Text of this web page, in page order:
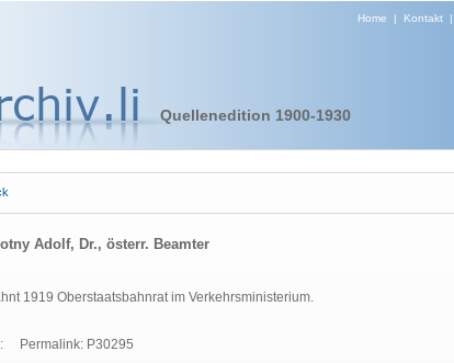
Home | Kontakt|
Quellenedition 1900-1930
Adolf, Dr., österr. Beamter
1919 Oberstaatsbahnrat im Verkehrsministerium.
Permalink: P30295